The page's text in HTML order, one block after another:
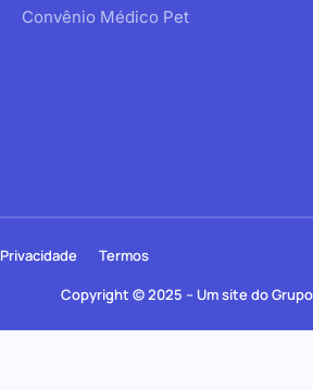
Convênio Médico Pet
Copyright © 2025 – Um site do
Privacidade Termos